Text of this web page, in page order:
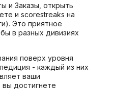
и Заказы, открыть
и scorestreaks на
Это приятное
в разных дивизиях
поверх уровня
- каждый из них
ваши
достигнете